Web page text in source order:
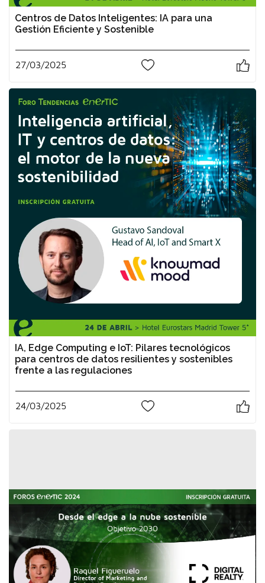
Centros de Datos Inteligentes: IA para una
Gestión Eficiente y Sostenible
27/03/2025
IA, Edge Computing e IoT: Pilares tecnológicos
para centros de datos resilientes y sostenibles
frente a las regulaciones
24/03/2025